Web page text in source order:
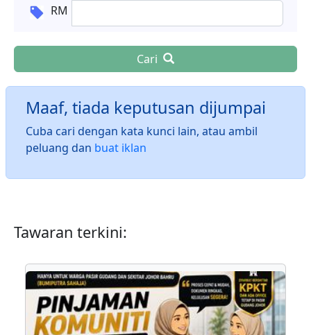
RM
Cari
Maaf, tiada keputusan dijumpai
Cuba cari dengan kata kunci lain, atau ambil
peluang dan buat iklan
Tawaran terkini: